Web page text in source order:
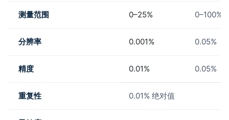
测量范围 0–25% 0–100%
分辨率 0.001% 0.05%
精度 0.01% 0.05%
重复性 0.01% 绝对值